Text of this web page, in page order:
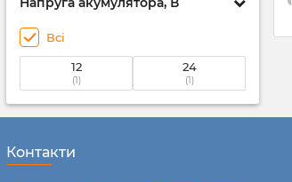
Всі
12
(1)
24
(1)
Контакти